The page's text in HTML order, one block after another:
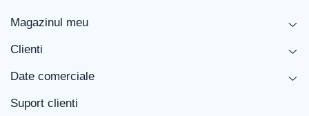
Masa brută
1 x Sursa de alimentare TWINTEX TP-2305
Magazinul meu
Clienti
Date comerciale
Suport clienti